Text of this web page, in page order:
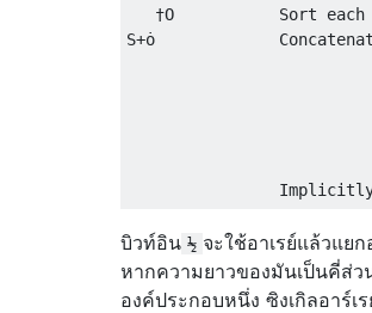
†O           Sort
S+ȯ
บิวท์อิน ½ จะใช้อาเรย์แล้วแย
หากความยาวของมันเป็นคี่ส่ว
องค์ประกอบหนึ่ง ซิงเกิลอาร์เร